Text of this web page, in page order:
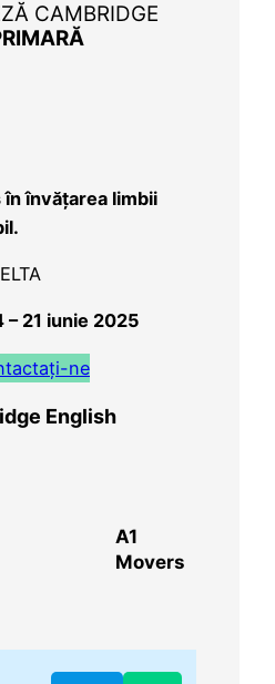
CAMBRIDGE
învățarea limbii
21 iunie 2025
ne
English
A1
Movers